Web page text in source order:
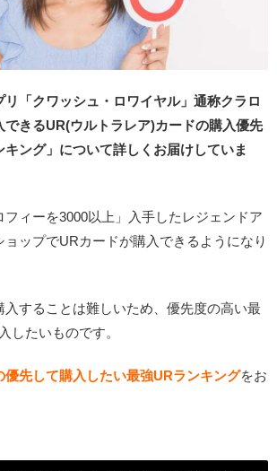
リ「クワッシュ・ロワイヤル」通称クラロ
できるUR(ウルトラレア)カードの購入優先
キング」について詳しくお届けしていま
フィーを3000以上」入手したレジェンドア
ョップでURカードが購入できるようになり
入することは難しいため、優先度の高い最
したいものです。
優先して購入したい最強URランキングをお